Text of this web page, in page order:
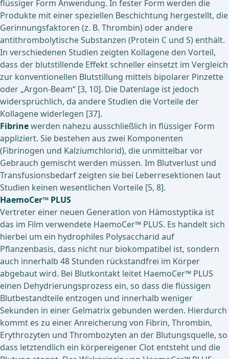
flüssiger Form Anwendung. In fester Form werden die
Produkte mit einer speziellen Beschichtung hergestellt, die
Gerinnungsfaktoren (z. B. Thrombin) oder andere
antithrombolytische Substanzen (Protein C und S) enthält.
In verschiedenen Studien zeigten Kollagene den Vorteil,
dass der blutstillende Effekt schneller einsetzt im Vergleich
zur konventionellen Blutstillung mittels bipolarer Pinzette
oder „Argon-Beam“ [3, 10]. Die Datenlage ist jedoch
widersprüchlich, da andere Studien die Vorteile der
Kollagene widerlegen [37].
Fibrinewerden nahezu ausschließlich in flüssiger Form
appliziert. Sie bestehen aus zwei Komponenten
(Fibrinogen und Kalziumchlorid), die unmittelbar vor
Gebrauch gemischt werden müssen. Im Blutverlust und
Transfusionsbedarf zeigten sie bei Leberresektionen laut
Studien keinen wesentlichen Vorteile [5, 8].
HaemoCer™ PLUS
Vertreter einer neuen Generation von Hämostyptika ist
das im Film verwendete HaemoCer™ PLUS. Es handelt sich
hierbei um ein hydrophiles Polysaccharid auf
Pflanzenbasis, dass nicht nur biokompatibel ist, sondern
auch innerhalb 48 Stunden rückstandfrei im Körper
abgebaut wird. Bei Blutkontakt leitet HaemoCer™ PLUS
einen Dehydrierungsprozess ein, so dass die flüssigen
Blutbestandteile entzogen und innerhalb weniger
Sekunden in einer Gelmatrix gebunden werden. Hierdurch
kommt es zu einer Anreicherung von Fibrin, Thrombin,
Erythrozyten und Thrombozyten an der Blutungsquelle, so
dass letztendlich ein körpereigener Clot entsteht und die